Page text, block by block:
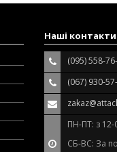
Наші контакти
(095) 558-
(067) 930-
ПН-ПТ: з 12-
СБ-ВС: За